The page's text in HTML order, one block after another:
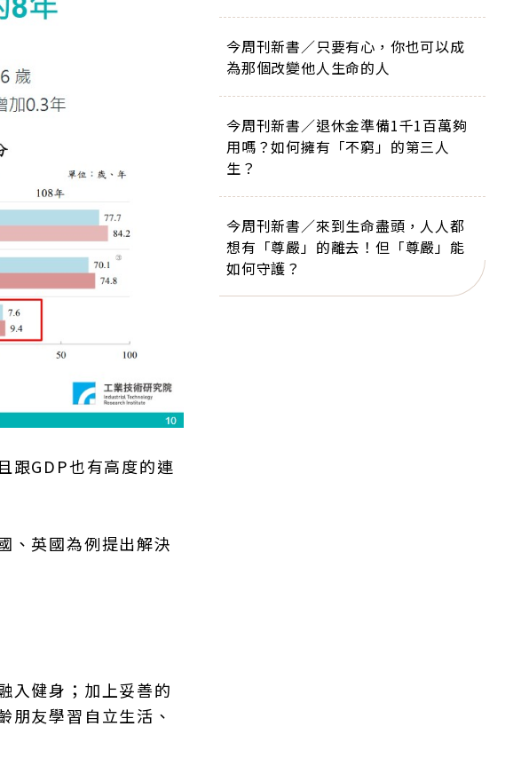
跟GDP也有高度的連
、英國為例提出解決
入健身；加上妥善的
朋友學習自立生活、
今周刊新書／只要有心，你也可以成
為那個改變他人生命的人
今周刊新書／退休金準備1千1百萬夠
用嗎？如何擁有「不窮」的第三人
生？
今周刊新書／來到生命盡頭，人人都
想有「尊嚴」的離去！但「尊嚴」能
如何守護？